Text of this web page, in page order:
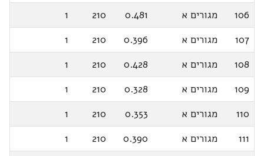
106
מגורים א 0.481
210
1
107
מגורים א 0.396
210
1
108
מגורים א 0.428
210
1
109
מגורים א 0.328
210
1
110
מגורים א 0.353
210
1
111
מגורים א 0.390
210
1